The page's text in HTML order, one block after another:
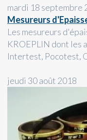
mardi 18 septembre
Mesureurs
Les mesureurs
KROEPLIN dont les
Intertest, Pocotest,
jeudi 30 août 2018